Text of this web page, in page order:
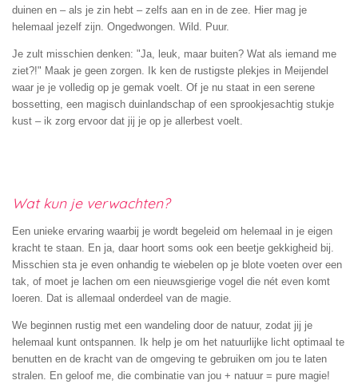
duinen en – als je zin hebt – zelfs aan en in de zee. Hier mag je
helemaal jezelf zijn. Ongedwongen. Wild. Puur.
Je zult misschien denken: "Ja, leuk, maar buiten? Wat als iemand me
ziet?!" Maak je geen zorgen. Ik ken de rustigste plekjes in Meijendel
waar je je volledig op je gemak voelt. Of je nu staat in een serene
bossetting, een magisch duinlandschap of een sprookjesachtig stukje
kust – ik zorg ervoor dat jij je op je allerbest voelt.
Wat kun je verwachten?
Een unieke ervaring waarbij je wordt begeleid om helemaal in je eigen
kracht te staan. En ja, daar hoort soms ook een beetje gekkigheid bij.
Misschien sta je even onhandig te wiebelen op je blote voeten over een
tak, of moet je lachen om een nieuwsgierige vogel die nét even komt
loeren. Dat is allemaal onderdeel van de magie.
We beginnen rustig met een wandeling door de natuur, zodat jij je
helemaal kunt ontspannen. Ik help je om het natuurlijke licht optimaal te
benutten en de kracht van de omgeving te gebruiken om jou te laten
stralen. En geloof me, die combinatie van jou + natuur = pure magie!